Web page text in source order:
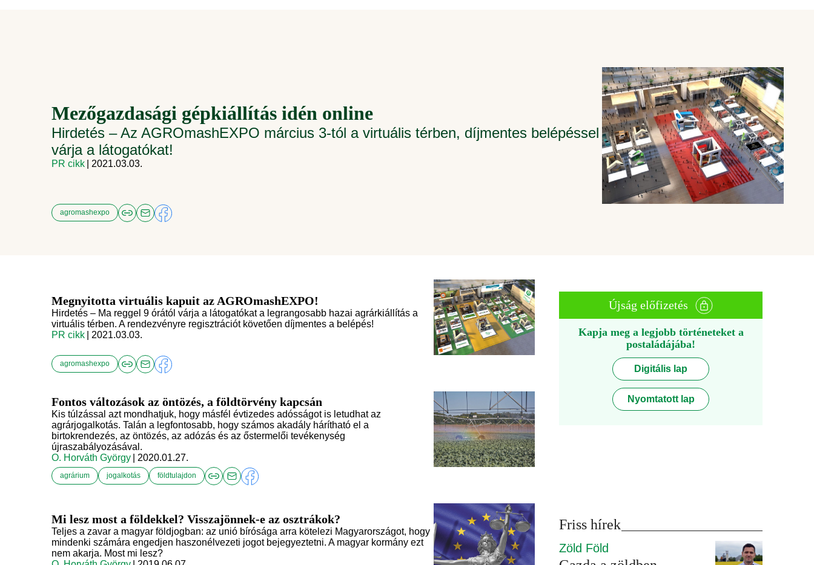
Mezőgazdasági gépkiállítás idén online
Hirdetés – Az AGROmashEXPO március 3-tól a virtuális térben, díjmentes belépéssel
várja a látogatókat!
PR cikk | 2021.03.03.
agromashexpo
Megnyitotta virtuális kapuit az AGROmashEXPO!
Hirdetés – Ma reggel 9 órától várja a látogatókat a legrangosabb hazai agrárkiállítás a
virtuális térben. A rendezvényre regisztrációt követően díjmentes a belépés!
PR cikk
| 2021.03.03.
agromashexpo
Fontos változások az öntözés, a földtörvény kapcsán
Kis túlzással azt mondhatjuk, hogy másfél évtizedes adósságot is letudhat az
agrárjogalkotás. Talán a legfontosabb, hogy számos akadály hárítható el a
birtokrendezés, az öntözés, az adózás és az őstermelői tevékenység
újraszabályozásával.
O. Horváth György
| 2020.01.27.
agrárium jogalkotás földtulajdon
Mi lesz most a földekkel? Visszajönnek-e az osztrákok?
Teljes a zavar a magyar földjogban: az unió bírósága arra kötelezi Magyarországot, hogy
mindenki számára engedjen haszonélvezeti jogot bejegyeztetni. A magyar kormány ezt
nem akarja. Most mi lesz?
Újság előfizetés
Kapja meg a legjobb történeteket a
postaládájába!
Digitális lap
Nyomtatott lap
Friss hírek
Zöld Föld